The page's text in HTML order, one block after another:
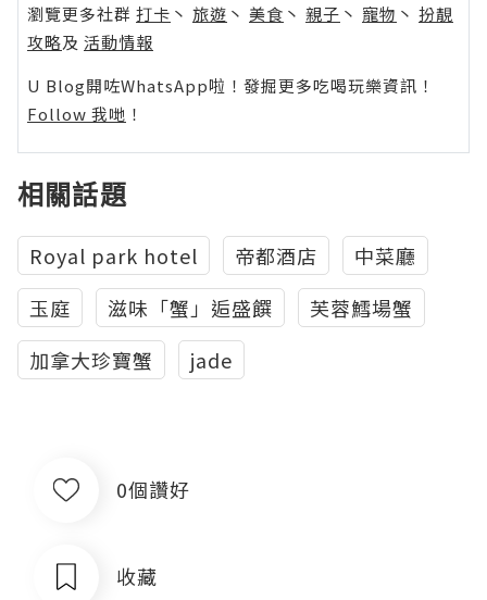
瀏覽更多社群 打卡 丶 旅遊 丶 美食 丶 親子 丶 寵物 丶 扮靚
攻略及 活動情報
U Blog開咗WhatsApp啦！發掘更多吃喝玩樂資訊！
Follow 我哋 ！
相關話題
Royal park hotel 帝都酒店
中菜廳
玉庭
滋味「蟹」逅盛饌
芙蓉鱈場蟹
加拿大珍寶蟹
jade
0個讚好
收藏